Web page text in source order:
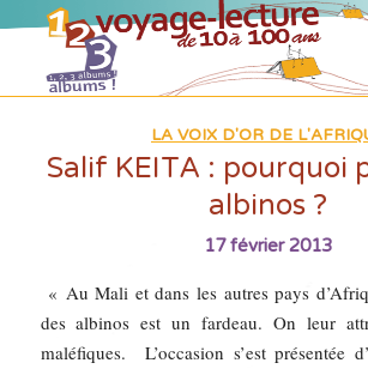
LA VOIX D'OR DE
Salif KEITA : pourquoi
albinos ?
17 février 2013
« Au Mali et dans les autres pays
des albinos est un fardeau. On leur
maléfiques. L’occasion s’est présentée